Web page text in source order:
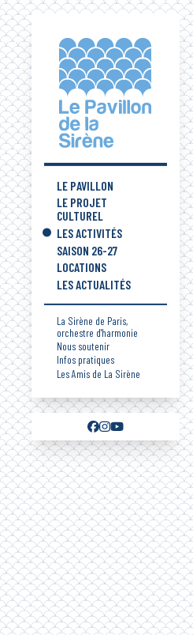
LE PAVILLON
LE PROJET
CULTUREL
LES ACTIVITÉS
SAISON 26-27
LOCATIONS
LES ACTUALITÉS
La Sirène de Paris,
orchestre d'harmonie
Nous soutenir
Infos pratiques
Les Amis de La Sirène